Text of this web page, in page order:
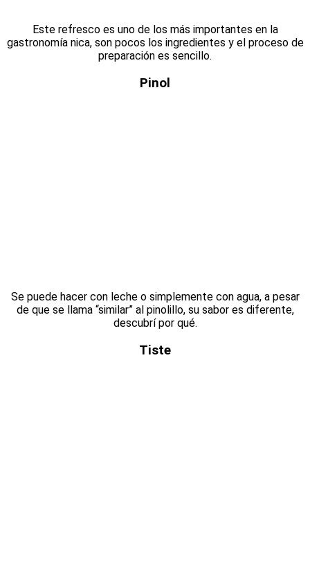
Este refresco es uno de los más importantes en la
gastronomía nica, son pocos los ingredientes y el proceso de
preparación es sencillo.
Pinol
Se puede hacer con leche o simplemente con agua, a pesar
de que se llama “similar” al pinolillo, su sabor es diferente,
descubrí por qué.
Tiste